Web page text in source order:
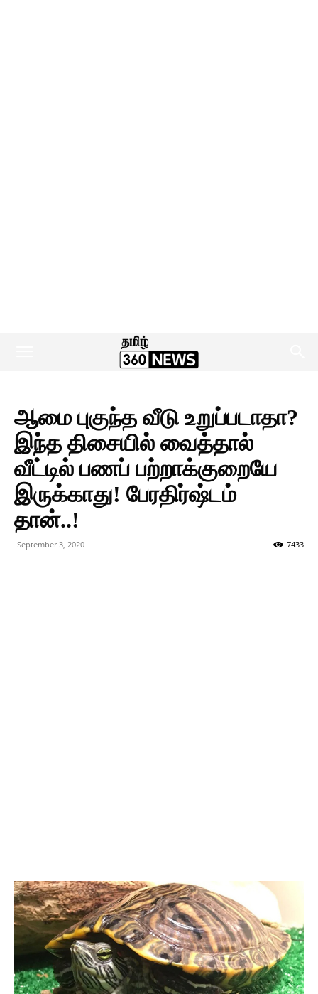
ஆமை புகுந்த வீடு உறுப்படாதா?
இந்த திசையில் வைத்தால்
வீட்டில் பணப் பற்றாக்குறையே
இருக்காது! பேரதிர்ஷ்டம்
தான்..!
September 3, 2020 7433